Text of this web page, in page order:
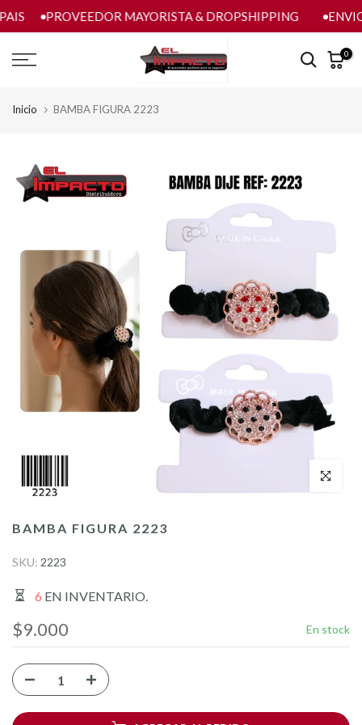
saltar
al
contenido
PROVEEDOR MAYORISTA & DROPSHIPPING
0
Inicio BAMBA FIGURA 2223
Click para
BAMBA FIGURA 2223
SKU: 2223
6 EN INVENTARIO.
$9.000 En stock